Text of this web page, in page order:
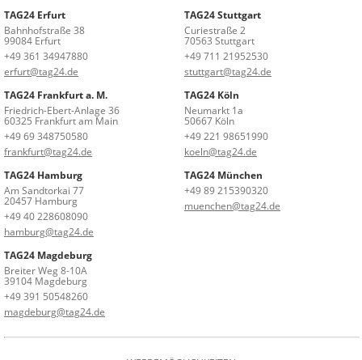
TAG24 Erfurt
Bahnhofstraße 38
99084 Erfurt
+49 361 34947880
erfurt@tag24.de
TAG24 Stuttgart
Curiestraße 2
70563 Stuttgart
+49 711 21952530
stuttgart@tag24.de
TAG24 Frankfurt a. M.
Friedrich-Ebert-Anlage 36
60325 Frankfurt am Main
+49 69 348750580
frankfurt@tag24.de
TAG24 Köln
Neumarkt 1a
50667 Köln
+49 221 98651990
koeln@tag24.de
TAG24 Hamburg
Am Sandtorkai 77
20457 Hamburg
+49 40 228608090
hamburg@tag24.de
TAG24 München
+49 89 215390320
muenchen@tag24.de
TAG24 Magdeburg
Breiter Weg 8-10A
39104 Magdeburg
+49 391 50548260
magdeburg@tag24.de